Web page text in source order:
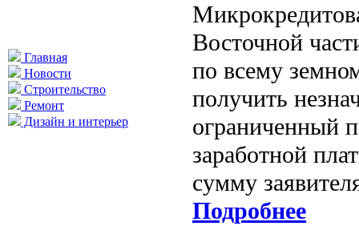
Главная
Новости
Строительство
Ремонт
Дизайн и интерьер
Восточной
по всему
получить
ограниченный
заработной
сумму
Подробнее